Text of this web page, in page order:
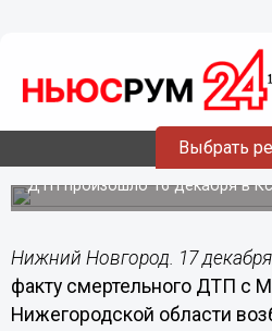
Выбрать
По факту
автобусом в
возбуждено
ДТП произошло 16 декабря в
Нижний Новгород. 17
факту смертельного ДТП с
Нижегородской области